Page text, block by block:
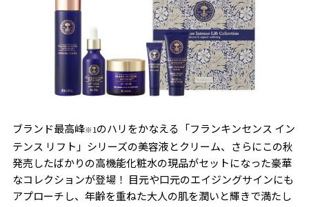
ブランド最高峰※1のハリをかなえる「フランキンセンス イン
テンス リフト」シリーズの美容液とクリーム、さらにこの秋
発売したばかりの高機能化粧水の現品がセットになった豪華
なコレクションが登場！ 目元や口元のエイジングサインにも
アプローチし、年齢を重ねた大人の肌を潤いと輝きで満たし